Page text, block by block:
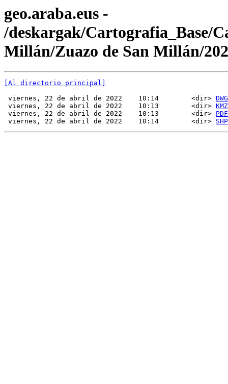
geo.araba.eus -
/deskargak/Cartografia_Base/
Millán/Zuazo de San Millán/
[Al directorio principal]
viernes, 22 de abril de 2022    10:14        <dir>
viernes, 22 de abril de 2022    10:13        <dir> KMZ
viernes, 22 de abril de 2022    10:13        <dir> PDF
viernes, 22 de abril de 2022    10:14        <dir> SHP